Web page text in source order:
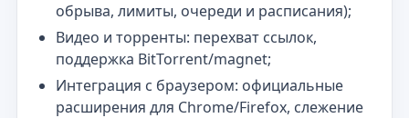
обрыва, лимиты, очереди и расписания);
Видео и торренты: перехват ссылок,
поддержка BitTorrent/magnet;
Интеграция с браузером: официальные
расширения для Chrome/Firefox, слежение